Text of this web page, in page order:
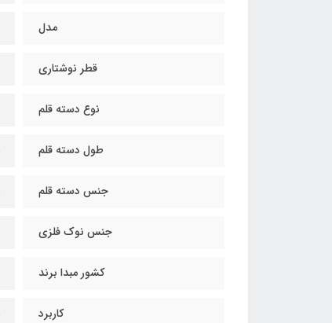
مدل
قطر نوشتاری
نوع دسته قلم
طول دسته قلم
جنس دسته قلم
جنس نوک فلزی
کشور مبدا برند
کاربرد